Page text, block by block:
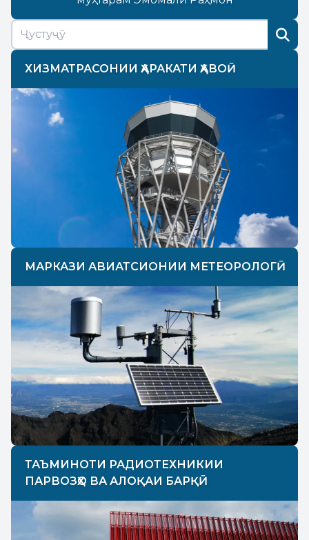
ХИЗМАТРАСОНИИ ҲАРАКАТИ ҲАВОӢ
МАРКАЗИ АВИАТСИОНИИ МЕТЕОРОЛОГӢ
ТАЪМИНОТИ РАДИОТЕХНИКИИ
ПАРВОЗҲО ВА АЛОҚАИ БАРҚӢ